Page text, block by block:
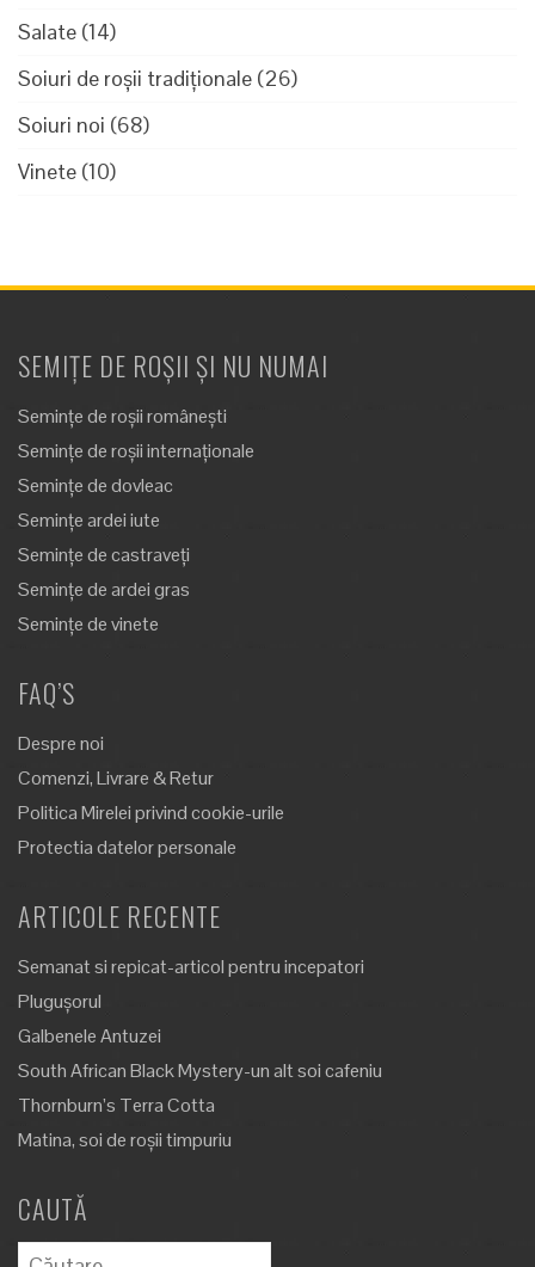
Salate (14)
Soiuri de roșii tradiționale (26)
Soiuri noi (68)
Vinete (10)
SEMIȚE DE ROȘII ȘI NU NUMAI
Semințe de roșii românești
Semințe de roșii internaționale
Semințe de dovleac
Semințe ardei iute
Semințe de castraveți
Semințe de ardei gras
Semințe de vinete
FAQ’S
Despre noi
Comenzi, Livrare & Retur
Politica Mirelei privind cookie-urile
Protectia datelor personale
ARTICOLE RECENTE
Semanat si repicat-articol pentru incepatori
Plugușorul
Galbenele Antuzei
South African Black Mystery-un alt soi cafeniu
Thornburn’s Terra Cotta
Matina, soi de roșii timpuriu
CAUTĂ
Caută